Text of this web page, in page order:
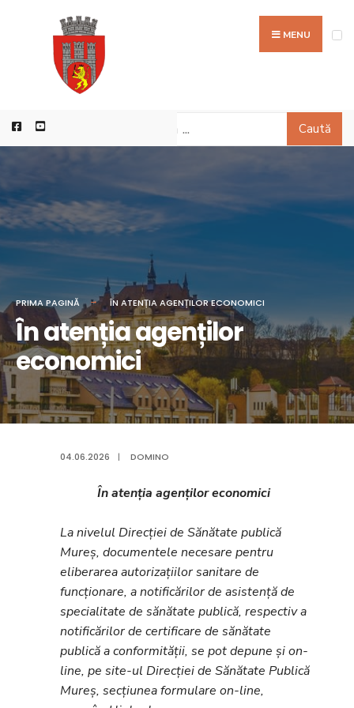
MENU
Caută
PRIMA PAGINĂ ÎN ATENȚIA AGENȚILOR ECONOMICI
În atenția agenților
economici
04.06.2026 | DOMINO
În atenția agenților economici
La nivelul Direcției de Sănătate publică
Mureș, documentele necesare pentru
eliberarea autorizațiilor sanitare de
funcționare, a notificărilor de asistență de
specialitate de sănătate publică, respectiv a
notificărilor de certificare de sănătate
publică a conformității, se pot depune și on-
line, pe site-ul Direcției de Sănătate Publică
Mureș, secțiunea formulare on-line,